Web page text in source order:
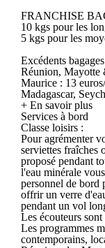
FRANCHISE
10 kgs pour les
5 kgs pour les
Excédents bagages
Réunion, Mayotte
Maurice : 13
Madagascar,
+ En savoir plus
Services à bord
Classe loisirs :
Pour agrémenter
serviettes fraîches
proposé pendant
l'eau minérale
personnel de bord
offrir un verre
pendant un vol
Les écouteurs
Les programmes
contemporains,